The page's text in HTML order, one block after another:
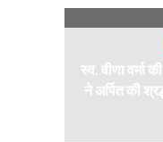
स्व. वीणा वर्मा
ने अर्पित की